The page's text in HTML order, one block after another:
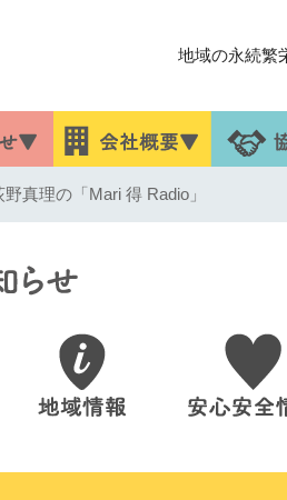
地域の永続繁
真理の「Mari 得 Radio」